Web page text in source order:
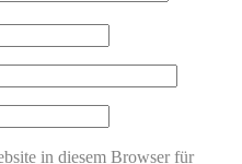
in diesem Browser für